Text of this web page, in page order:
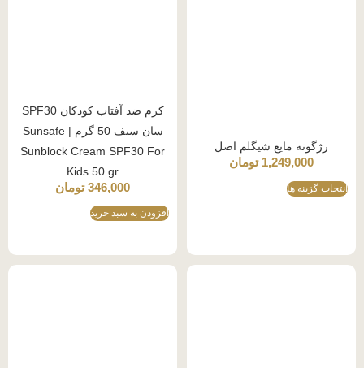
رژگونه مایع شیگلم اصل
1,249,000 تومان
انتخاب گزینه ها
کرم ضد آفتاب کودکان SPF30
سان سیف 50 گرم | Sunsafe
Sunblock Cream SPF30 For
Kids 50 gr
346,000 تومان
افزودن به سبد خرید